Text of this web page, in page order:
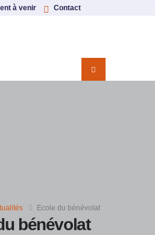
à venir Contact
bénévolat
Ecole du bénévolat